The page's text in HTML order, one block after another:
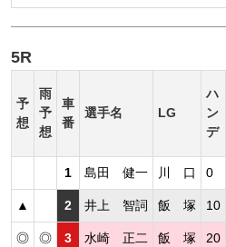
5R
予
想
雨
予
想
車
番
選手名 LG
ハ
ン
デ
1 島田 健一 川 口 0
▲ 2 井上 智詞 飯 塚 10
◎ ◎ 3 水崎 正二 飯 塚 20